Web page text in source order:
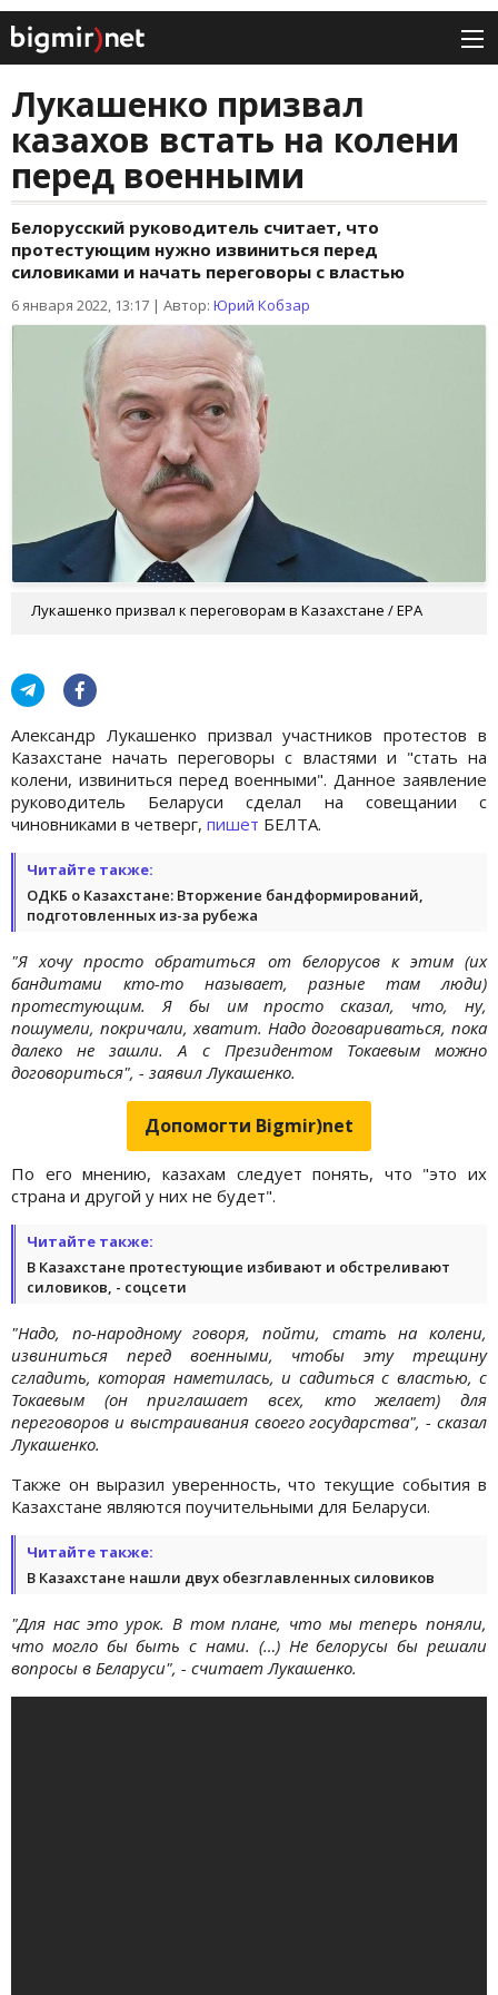
Лукашенко призвал
казахов встать на колени
перед военными
Белорусский руководитель считает, что
протестующим нужно извиниться перед
силовиками и начать переговоры с властью
6 января 2022, 13:17 | Автор: Юрий Кобзар
Лукашенко призвал к переговорам в Казахстане / EPA
Александр Лукашенко призвал участников протестов в
Казахстане начать переговоры с властями и "стать на
колени, извиниться перед военными". Данное заявление
руководитель Беларуси сделал на совещании с
чиновниками в четверг, пишет БЕЛТА.
Читайте также:
ОДКБ о Казахстане: Вторжение бандформирований,
подготовленных из-за рубежа
"Я хочу просто обратиться от белорусов к этим (их
бандитами кто-то называет, разные там люди)
протестующим. Я бы им просто сказал, что, ну,
пошумели, покричали, хватит. Надо договариваться, пока
далеко не зашли. А с Президентом Токаевым можно
договориться", - заявил Лукашенко.
Допомогти Bigmir)net
По его мнению, казахам следует понять, что "это их
страна и другой у них не будет".
Читайте также:
В Казахстане протестующие избивают и обстреливают
силовиков, - соцсети
"Надо, по-народному говоря, пойти, стать на колени,
извиниться перед военными, чтобы эту трещину
сгладить, которая наметилась, и садиться с властью, с
Токаевым (он приглашает всех, кто желает) для
переговоров и выстраивания своего государства", - сказал
Лукашенко.
Также он выразил уверенность, что текущие события в
Казахстане являются поучительными для Беларуси.
Читайте также:
В Казахстане нашли двух обезглавленных силовиков
"Для нас это урок. В том плане, что мы теперь поняли,
что могло бы быть с нами. (…) Не белорусы бы решали
вопросы в Беларуси", - считает Лукашенко.